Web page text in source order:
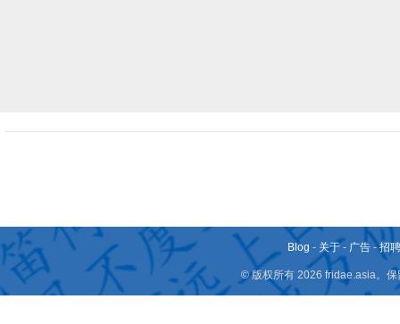
Blog - 关于 - 广告 -招
© 版权所有 2026 fridae.asia。